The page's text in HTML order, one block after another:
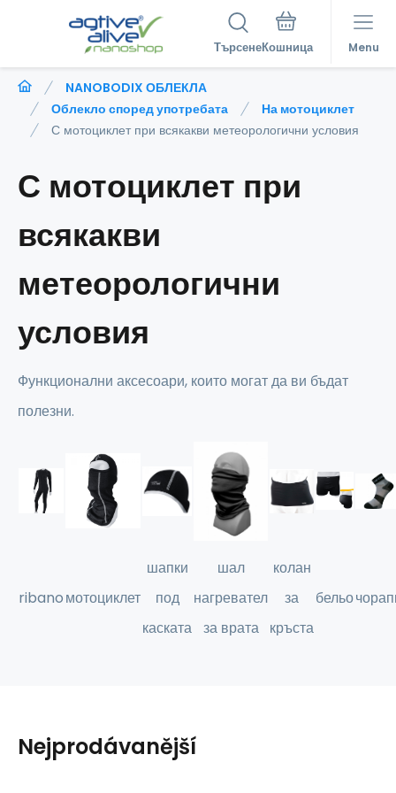
Търсене Menu
NANOBODIX ОБЛЕКЛА
Облекло според употребата
На мотоциклет
С мотоциклет при всякакви метеорологични условия
С мотоциклет при
всякакви
метеорологични
условия
Функционални аксесоари, които могат да ви бъдат
полезни.
ribanoмотоциклет
шапки
под
каската
шал
нагревател
за врата
колан
за
кръста
бельо
Nejprodávanější